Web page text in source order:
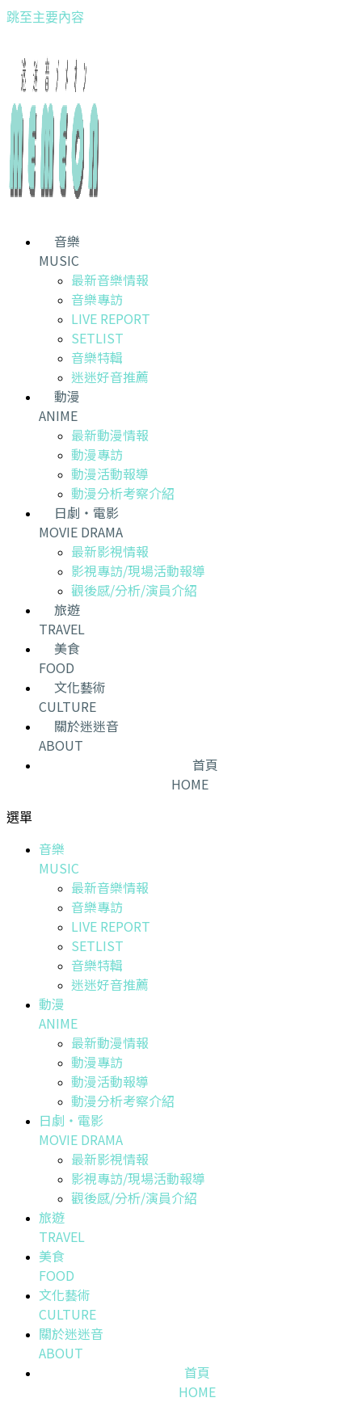
跳至主要內容
音樂
MUSIC
最新音樂情報
音樂專訪
LIVE REPORT
SETLIST
音樂特輯
迷迷好音推薦
動漫
ANIME
最新動漫情報
動漫專訪
動漫活動報導
動漫分析考察介紹
日劇・電影
MOVIE DRAMA
最新影視情報
影視專訪/現場活動報導
觀後感/分析/演員介紹
旅遊
TRAVEL
美食
FOOD
文化藝術
CULTURE
關於迷迷音
ABOUT
首頁
HOME
選單
音樂
MUSIC
最新音樂情報
音樂專訪
LIVE REPORT
SETLIST
音樂特輯
迷迷好音推薦
動漫
ANIME
最新動漫情報
動漫專訪
動漫活動報導
動漫分析考察介紹
日劇・電影
MOVIE DRAMA
最新影視情報
影視專訪/現場活動報導
觀後感/分析/演員介紹
旅遊
TRAVEL
美食
FOOD
文化藝術
CULTURE
關於迷迷音
ABOUT
首頁
HOME